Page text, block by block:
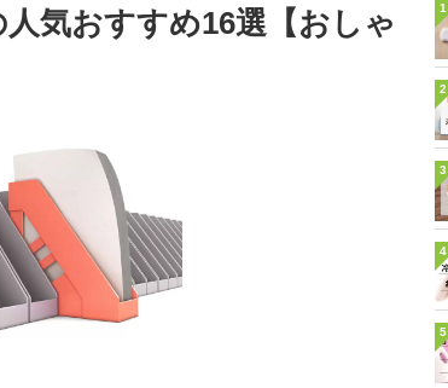
気おすすめ16選【おしゃ
1
2
3
4
5